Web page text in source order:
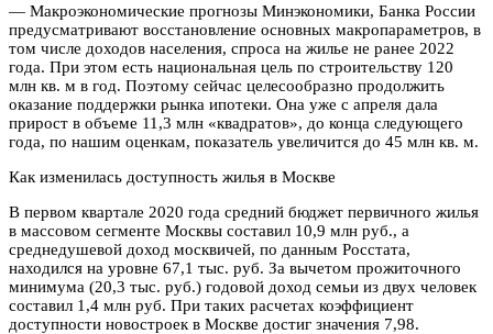
— Макроэкономические прогнозы Минэкономики, Банка России
предусматривают восстановление основных макропараметров, в
том числе доходов населения, спроса на жилье не ранее 2022
года. При этом есть национальная цель по строительству 120
млн кв. м в год. Поэтому сейчас целесообразно продолжить
оказание поддержки рынка ипотеки. Она уже с апреля дала
прирост в объеме 11,3 млн «квадратов», до конца следующего
года, по нашим оценкам, показатель увеличится до 45 млн кв. м.
Как изменилась доступность жилья в Москве
В первом квартале 2020 года средний бюджет первичного жилья
в массовом сегменте Москвы составил 10,9 млн руб., а
среднедушевой доход москвичей, по данным Росстата,
находился на уровне 67,1 тыс. руб. За вычетом прожиточного
минимума (20,3 тыс. руб.) годовой доход семьи из двух человек
составил 1,4 млн руб. При таких расчетах коэффициент
доступности новостроек в Москве достиг значения 7,98.